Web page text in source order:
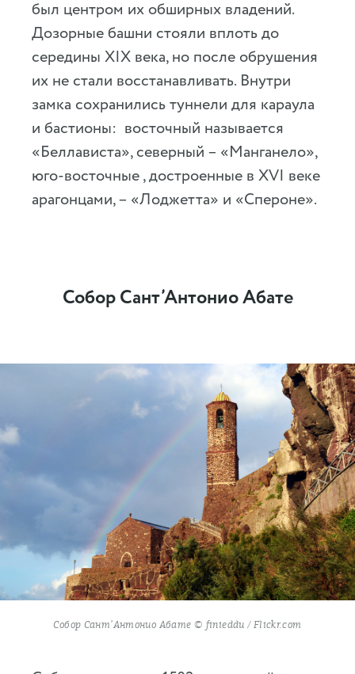
был центром их обширных владений.
Дозорные башни стояли вплоть до
середины XIX века, но после обрушения
их не стали восстанавливать. Внутри
замка сохранились туннели для караула
и бастионы: восточный называется
«Беллавиcта», северный – «Манганело»,
юго-восточные , достроенные в XVI веке
арагонцами, – «Лоджетта» и «Спероне».
Собор Сант’Антонио Абате
Собор Сант’Антонио Абате © finieddu / Flickr.com